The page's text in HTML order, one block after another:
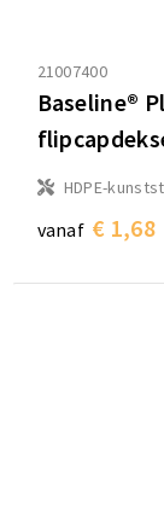
21007400
Baseline®
HDPE-
vanaf € 1,68